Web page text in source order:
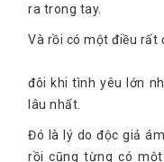
Phải đi sao? Đây
đi. Ở lại đây với tôi.
Anh không bắt
Elio là vậy, còn tình
đặc biệt với cậu nhóc
tuổi, “đẹp như movie
ra trong tay.
Và rồi có một điều rất
đôi khi tình yêu lớn
lâu nhất.
Đó là lý do độc giả
rồi cũng từng có một